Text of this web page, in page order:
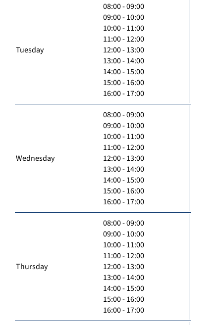
Tuesday
08:00 - 09:00
09:00 - 10:00
10:00 - 11:00
11:00 - 12:00
12:00 - 13:00
13:00 - 14:00
14:00 - 15:00
15:00 - 16:00
16:00 - 17:00
Wednesday
08:00 - 09:00
09:00 - 10:00
10:00 - 11:00
11:00 - 12:00
12:00 - 13:00
13:00 - 14:00
14:00 - 15:00
15:00 - 16:00
16:00 - 17:00
Thursday
08:00 - 09:00
09:00 - 10:00
10:00 - 11:00
11:00 - 12:00
12:00 - 13:00
13:00 - 14:00
14:00 - 15:00
15:00 - 16:00
16:00 - 17:00